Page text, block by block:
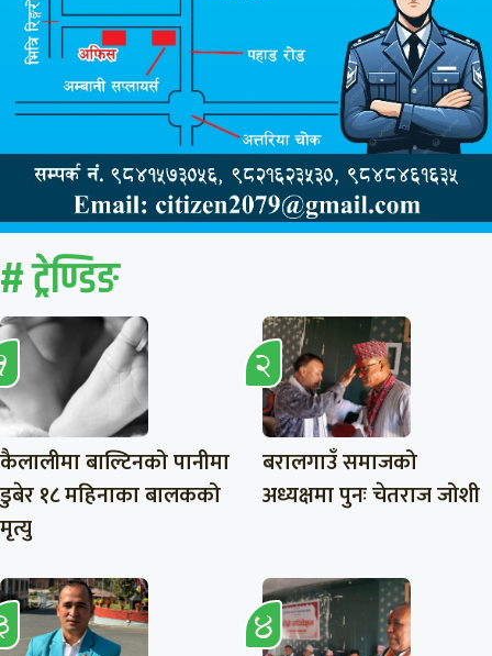
# ट्रेण्डिङ
कैलालीमा बाल्टिनको पानीमा
डुबेर १८ महिनाका बालकको
मृत्यु
बरालगाउँ समाजको
अध्यक्षमा पुनः चेतराज जोशी